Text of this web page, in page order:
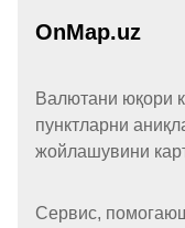
OnMap.uz
Валютани юқори
пунктларни
жойлашувини
Сервис,